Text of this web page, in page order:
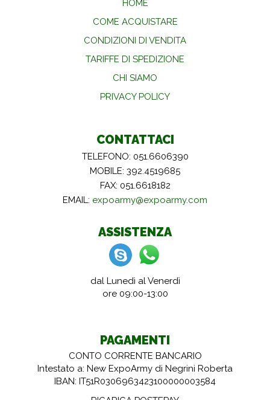
HOME
COME ACQUISTARE
CONDIZIONI DI VENDITA
TARIFFE DI SPEDIZIONE
CHI SIAMO
PRIVACY POLICY
CONTATTACI
TELEFONO: 051.6606390
MOBILE: 392.4519685
FAX: 051.6618182
EMAIL: expoarmy@expoarmy.com
ASSISTENZA
dal Lunedì al Venerdì
ore 09:00-13:00
PAGAMENTI
CONTO CORRENTE BANCARIO
Intestato a: New ExpoArmy di Negrini Roberta
IBAN: IT51R0306963423100000003584